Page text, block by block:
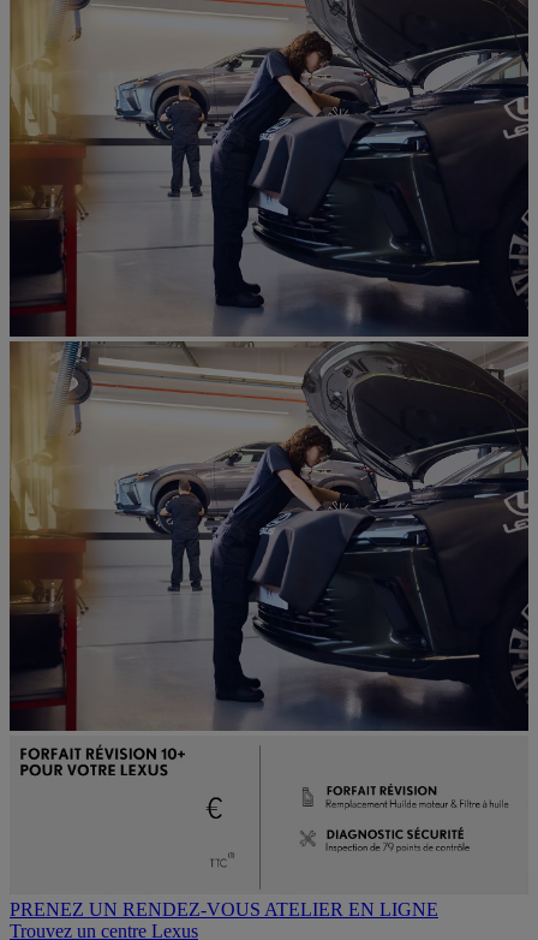
PRENEZ UN RENDEZ-VOUS ATELIER EN LIGNE
Trouvez un centre Lexus